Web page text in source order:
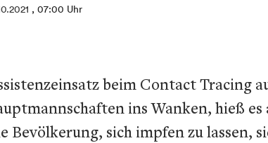
, 07:00 Uhr
beim Contact Tracing
ins Wanken, hieß
sich impfen zu lassen,